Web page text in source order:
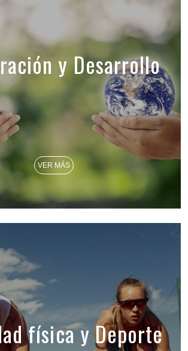
y Desarrollo
VER MÁS
física y Deporte